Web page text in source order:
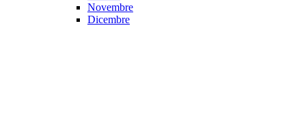
Novembre
Dicembre